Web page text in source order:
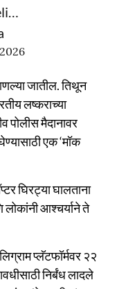
जातील. तिथून
लष्कराच्या
पोलीस मैदानावर
एक ‘मॉक
घिरट्या घालताना
आश्चर्याने ते
प्लॅटफॉर्मवर २२
निर्बंध लादले